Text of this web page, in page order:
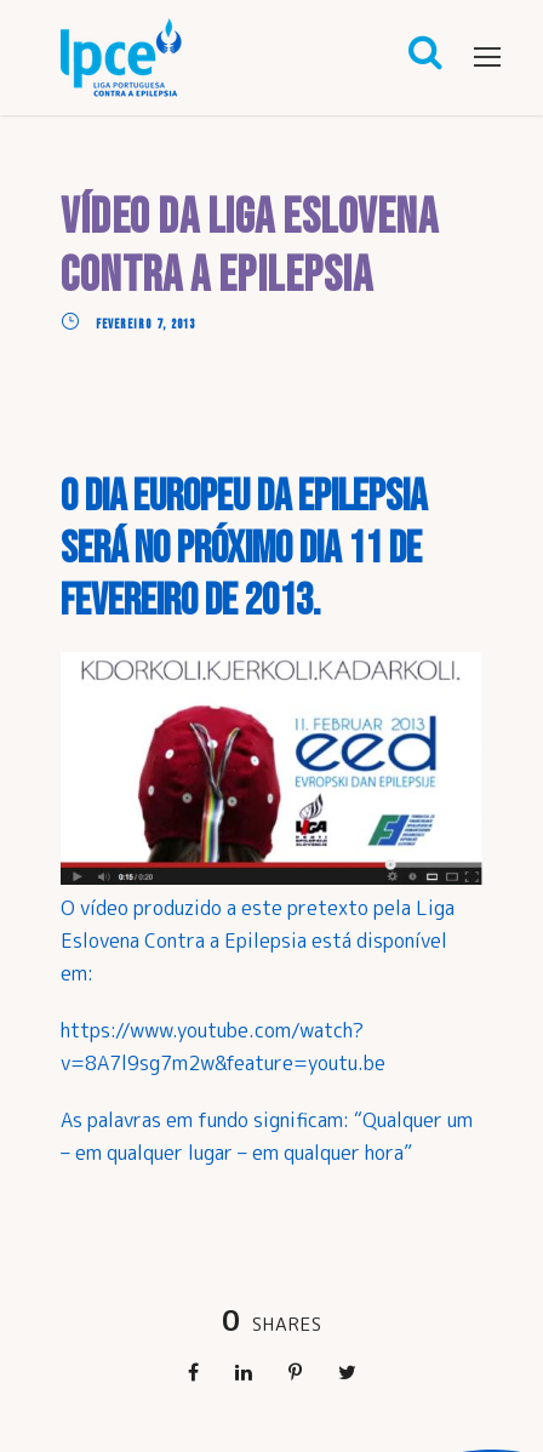
Vídeo da Liga Eslovena
Contra a Epilepsia
FEVEREIRO 7, 2013
O Dia Europeu da Epilepsia
será no próximo dia 11 de
Fevereiro de 2013.
O vídeo produzido a este pretexto pela Liga
Eslovena Contra a Epilepsia está disponível
em:
https://www.youtube.com/watch?
v=8A7l9sg7m2w&feature=youtu.be
As palavras em fundo significam: “Qualquer um
– em qualquer lugar – em qualquer hora”
0 SHARES